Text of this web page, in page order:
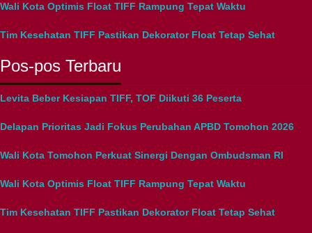
Wali Kota Optimis Float TIFF Rampung Tepat Waktu
Tim Kesehatan TIFF Pastikan Dekorator Float Tetap Sehat
Pos-pos Terbaru
Levita Beber Kesiapan TIFF, TOF Diikuti 36 Peserta
Delapan Prioritas Jadi Fokus Perubahan APBD Tomohon 2026
Wali Kota Tomohon Perkuat Sinergi Dengan Ombudsman RI
Wali Kota Optimis Float TIFF Rampung Tepat Waktu
Tim Kesehatan TIFF Pastikan Dekorator Float Tetap Sehat